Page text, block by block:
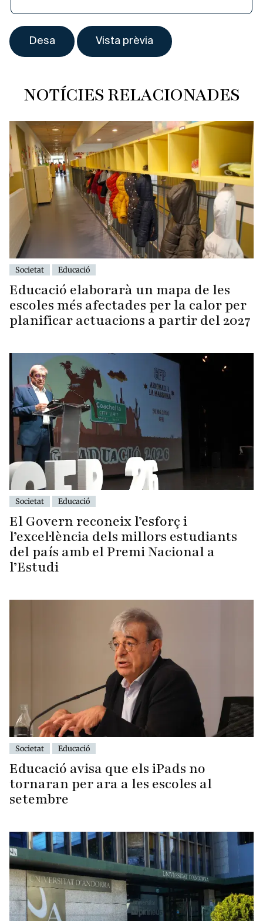
NOTÍCIES RELACIONADES
Societat Educació
Educació elaborarà un mapa de les
escoles més afectades per la calor per
planificar actuacions a partir del 2027
Societat Educació
El Govern reconeix l’esforç i
l’excel·lència dels millors estudiants
del país amb el Premi Nacional a
l’Estudi
Societat Educació
Educació avisa que els iPads no
tornaran per ara a les escoles al
setembre